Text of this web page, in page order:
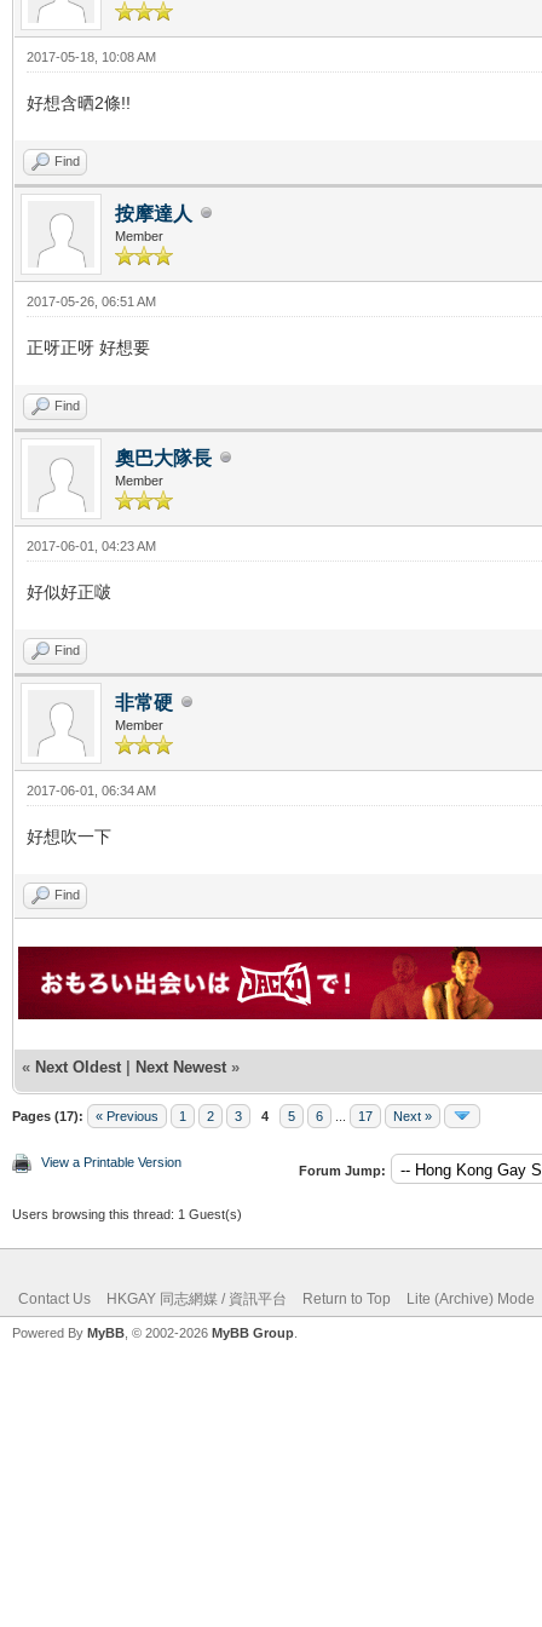
2017-05-18, 10:08 AM
好想含晒2條!!
Find
按摩達人
Member
2017-05-26, 06:51 AM
正呀正呀 好想要
Find
奧巴大隊長
Member
2017-06-01, 04:23 AM
好似好正啵
Find
非常硬
Member
2017-06-01, 06:34 AM
好想吹一下
Find
« Next Oldest | Next Newest »
Pages (17): « Previous 1 2 3 4 5 6 17 Next »
View a Printable Version
Forum Jump:
Users browsing this thread: 1 Guest(s)
Contact Us HKGAY 同志網媒 / 資訊平台 Return to Top Lite (Archive) Mode
Powered By MyBB , © 2002-2026 MyBB Group